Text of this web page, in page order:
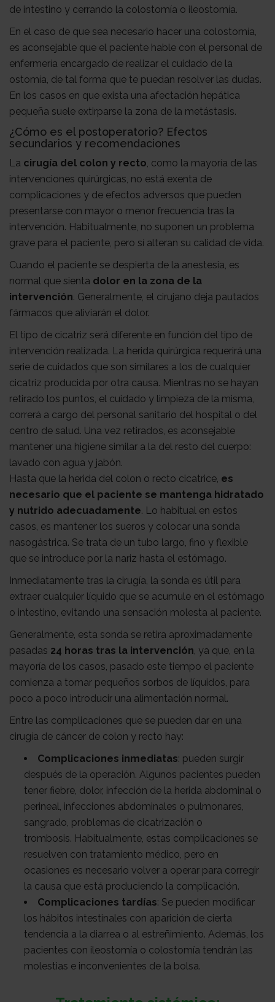
de intestino y cerrando la colostomía o ileostomía.
En el caso de que sea necesario hacer una colostomía,
es aconsejable que el paciente hable con el personal de
enfermería encargado de realizar el cuidado de la
ostomía, de tal forma que te puedan resolver las dudas.
En los casos en que exista una afectación hepática
pequeña suele extirparse la zona de la metástasis.
¿Cómo es el postoperatorio? Efectos
secundarios y recomendaciones
La cirugía del colon y recto , como la mayoría de las
intervenciones quirúrgicas, no está exenta de
complicaciones y de efectos adversos que pueden
presentarse con mayor o menor frecuencia tras la
intervención. Habitualmente, no suponen un problema
grave para el paciente, pero sí alteran su calidad de vida.
Cuando el paciente se despierta de la anestesia, es
normal que sienta dolor en la zona de la
intervención. Generalmente, el cirujano deja pautados
fármacos que aliviarán el dolor.
El tipo de cicatriz será diferente en función del tipo de
intervención realizada. La herida quirúrgica requerirá una
serie de cuidados que son similares a los de cualquier
cicatriz producida por otra causa. Mientras no se hayan
retirado los puntos, el cuidado y limpieza de la misma,
correrá a cargo del personal sanitario del hospital o del
centro de salud. Una vez retirados, es aconsejable
mantener una higiene similar a la del resto del cuerpo:
lavado con agua y jabón.
Hasta que la herida del colon o recto cicatrice, es
necesario que el paciente se mantenga hidratado
y nutrido adecuadamente. Lo habitual en estos
casos, es mantener los sueros y colocar una sonda
nasogástrica. Se trata de un tubo largo, fino y flexible
que se introduce por la nariz hasta el estómago.
Inmediatamente tras la cirugía, la sonda es útil para
extraer cualquier líquido que se acumule en el estómago
o intestino, evitando una sensación molesta al paciente.
Generalmente, esta sonda se retira aproximadamente
pasadas 24 horas tras la intervención , ya que, en la
mayoría de los casos, pasado este tiempo el paciente
comienza a tomar pequeños sorbos de líquidos, para
poco a poco introducir una alimentación normal.
Entre las complicaciones que se pueden dar en una
cirugía de cáncer de colon y recto hay:
Complicaciones inmediatas: pueden surgir
después de la operación. Algunos pacientes pueden
tener fiebre, dolor, infección de la herida abdominal o
perineal, infecciones abdominales o pulmonares,
sangrado, problemas de cicatrización o
trombosis. Habitualmente, estas complicaciones se
resuelven con tratamiento médico, pero en
ocasiones es necesario volver a operar para corregir
la causa que está produciendo la complicación.
Complicaciones tardías: Se pueden modificar
los hábitos intestinales con aparición de cierta
tendencia a la diarrea o al estreñimiento. Además, los
pacientes con ileostomía o colostomía tendrán las
molestias e inconvenientes de la bolsa.